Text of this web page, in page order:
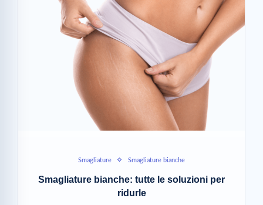
Smagliature Smagliature bianche
Smagliature bianche: tutte le soluzioni per
ridurle